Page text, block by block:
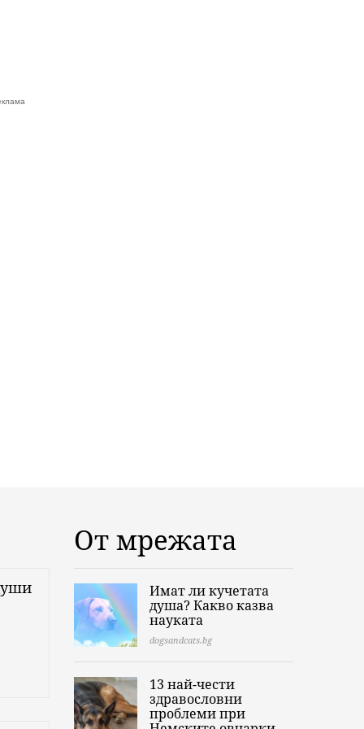
От мрежата
Имат ли кучетата
душа? Какво казва
науката
dogsandcats.bg
13 най-чести
здравословни
проблеми при